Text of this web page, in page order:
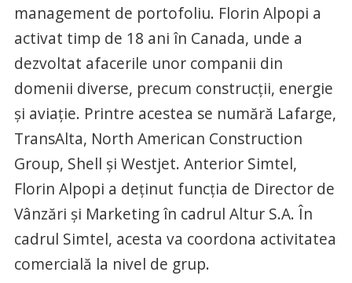
management de portofoliu. Florin Alpopi a
activat timp de 18 ani în Canada, unde a
dezvoltat afacerile unor companii din
domenii diverse, precum construcții, energie
și aviație. Printre acestea se numără Lafarge,
TransAlta, North American Construction
Group, Shell și Westjet. Anterior Simtel,
Florin Alpopi a deținut funcția de Director de
Vânzări și Marketing în cadrul Altur S.A. În
cadrul Simtel, acesta va coordona activitatea
comercială la nivel de grup.